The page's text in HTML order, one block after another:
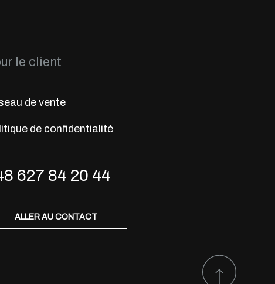
le client
de vente
de confidentialité
627 84 20 44
ALLER AU CONTACT